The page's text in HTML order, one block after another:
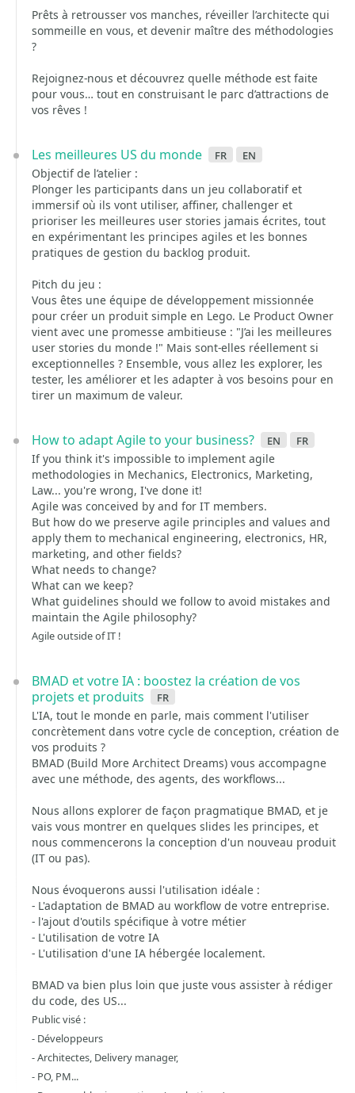
Prêts à retrousser vos manches, réveiller l’architecte qui
sommeille en vous, et devenir maître des méthodologies
?
Rejoignez-nous et découvrez quelle méthode est faite
pour vous… tout en construisant le parc d’attractions de
vos rêves !
Les meilleures US du monde fr en
Objectif de l’atelier :
Plonger les participants dans un jeu collaboratif et
immersif où ils vont utiliser, affiner, challenger et
prioriser les meilleures user stories jamais écrites, tout
en expérimentant les principes agiles et les bonnes
pratiques de gestion du backlog produit.
Pitch du jeu :
Vous êtes une équipe de développement missionnée
pour créer un produit simple en Lego. Le Product Owner
vient avec une promesse ambitieuse : "J’ai les meilleures
user stories du monde !" Mais sont-elles réellement si
exceptionnelles ? Ensemble, vous allez les explorer, les
tester, les améliorer et les adapter à vos besoins pour en
tirer un maximum de valeur.
How to adapt Agile to your business? en fr
If you think it's impossible to implement agile
methodologies in Mechanics, Electronics, Marketing,
Law... you're wrong, I've done it!
Agile was conceived by and for IT members.
But how do we preserve agile principles and values ​​and
apply them to mechanical engineering, electronics, HR,
marketing, and other fields?
What needs to change?
What can we keep?
What guidelines should we follow to avoid mistakes and
maintain the Agile philosophy?
Agile outside of IT !
BMAD et votre IA : boostez la création de vos
projets et produits
fr
L'IA, tout le monde en parle, mais comment l'utiliser
concrètement dans votre cycle de conception, création de
vos produits ?
BMAD (Build More Architect Dreams) vous accompagne
avec une méthode, des agents, des workflows...
Nous allons explorer de façon pragmatique BMAD, et je
vais vous montrer en quelques slides les principes, et
nous commencerons la conception d'un nouveau produit
(IT ou pas).
Nous évoquerons aussi l'utilisation idéale :
- L'adaptation de BMAD au workflow de votre entreprise.
- l'ajout d'outils spécifique à votre métier
- L'utilisation de votre IA
- L'utilisation d'une IA hébergée localement.
BMAD va bien plus loin que juste vous assister à rédiger
du code, des US...
Public visé :
- Développeurs
- Architectes, Delivery manager,
- PO, PM...